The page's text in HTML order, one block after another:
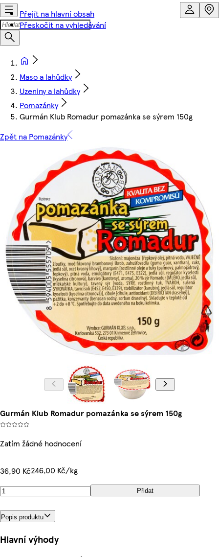
Přejít na hlavní obsah
Přeskočit na vyhledávání
Maso a lahůdky
Uzeniny a lahůdky
Pomazánky
Gurmán Klub Romadur pomazánka se sýrem 150g
Zpět na Pomazánky
Gurmán Klub Romadur pomazánka se sýrem 150g
Zatím žádné hodnocení
36,90 Kč246,00 Kč/kg
Přidat
Popis produktu
Hlavní výhody